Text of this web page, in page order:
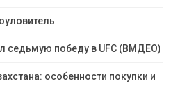
седьмую победу в UFC (ВМДЕО)
особенности покупки и